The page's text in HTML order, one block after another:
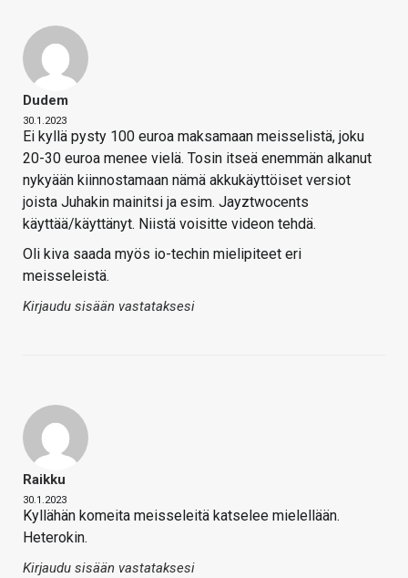
Dudem
30.1.2023
Ei kyllä pysty 100 euroa maksamaan meisselistä, joku
20-30 euroa menee vielä. Tosin itseä enemmän alkanut
nykyään kiinnostamaan nämä akkukäyttöiset versiot
joista Juhakin mainitsi ja esim. Jayztwocents
käyttää/käyttänyt. Niistä voisitte videon tehdä.
Oli kiva saada myös io-techin mielipiteet eri
meisseleistä.
Kirjaudu sisään vastataksesi
Raikku
30.1.2023
Kyllähän komeita meisseleitä katselee mielellään.
Heterokin.
Kirjaudu sisään vastataksesi